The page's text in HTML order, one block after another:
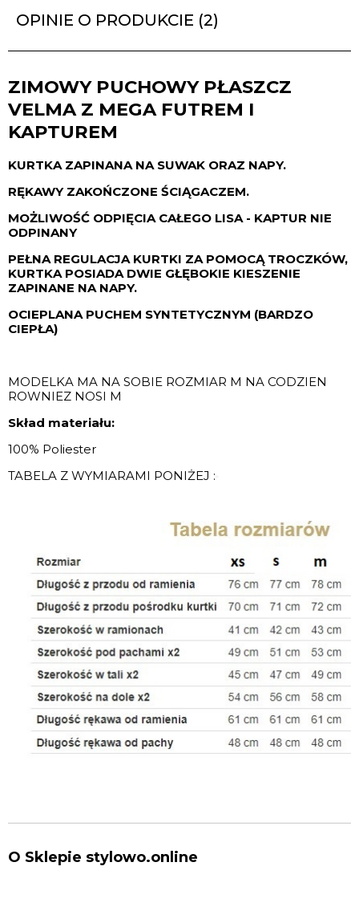
OPINIE O PRODUKCIE (2)
ZIMOWY PUCHOWY PŁASZCZ
VELMA Z MEGA FUTREM I
KAPTUREM
KURTKA ZAPINANA NA SUWAK ORAZ NAPY.
RĘKAWY ZAKOŃCZONE ŚCIĄGACZEM.
MOŻLIWOŚĆ ODPIĘCIA CAŁEGO LISA - KAPTUR NIE
ODPINANY
PEŁNA REGULACJA KURTKI ZA POMOCĄ TROCZKÓW,
KURTKA POSIADA DWIE GŁĘBOKIE KIESZENIE
ZAPINANE NA NAPY.
OCIEPLANA PUCHEM SYNTETYCZNYM (BARDZO
CIEPŁA)
MODELKA MA NA SOBIE ROZMIAR M NA CODZIEN
ROWNIEZ NOSI M
Skład materiału:
100% Poliester
TABELA Z WYMIARAMI PONIŻEJ :
O Sklepie stylowo.online